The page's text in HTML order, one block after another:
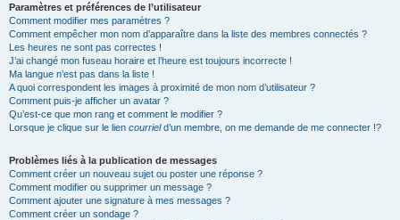
Paramètres et préférences de l’utilisateur
Comment modifier mes paramètres ?
Comment empêcher mon nom d’apparaître dans la liste des membres connectés ?
Les heures ne sont pas correctes !
J’ai changé mon fuseau horaire et l’heure est toujours incorrecte !
Ma langue n’est pas dans la liste !
A quoi correspondent les images à proximité de mon nom d’utilisateur ?
Comment puis-je afficher un avatar ?
Qu’est-ce que mon rang et comment le modifier ?
Lorsque je clique sur le lien courrield’un membre, on me demande de me connecter !?
Problèmes liés à la publication de messages
Comment créer un nouveau sujet ou poster une réponse ?
Comment modifier ou supprimer un message ?
Comment ajouter une signature à mes messages ?
Comment créer un sondage ?